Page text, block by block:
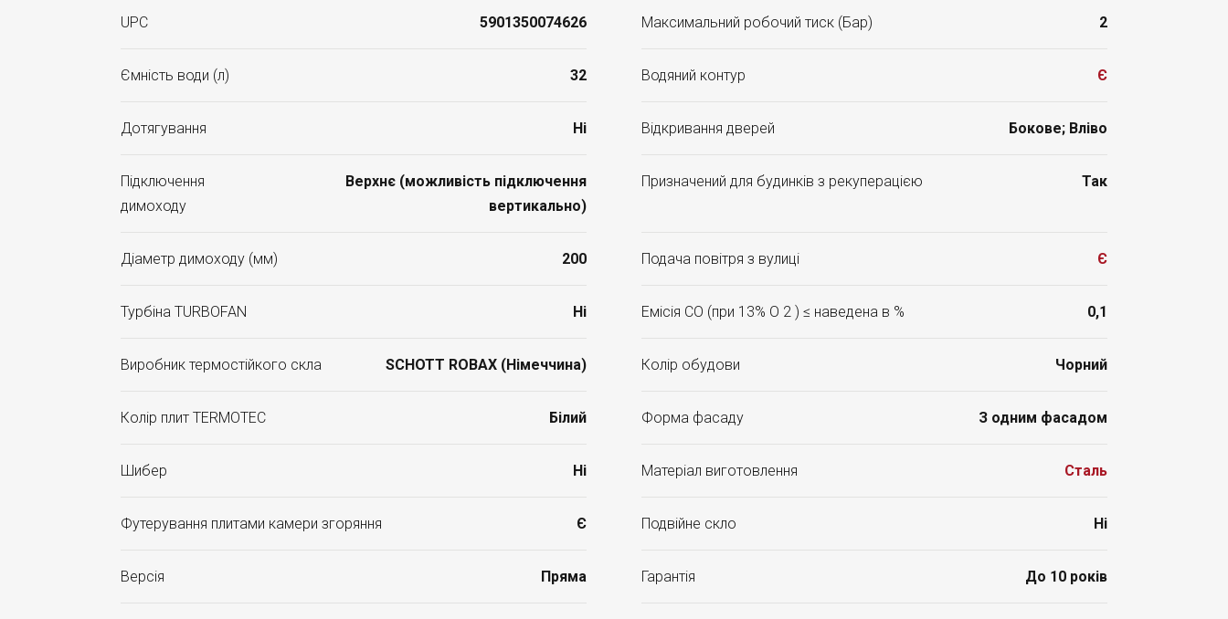
UPC 5901350074626 Максимальний робочий тиск (Бар) 2
Ємність води (л) 32 Водяний контур Є
Дотягування Ні Відкривання дверей Бокове; Вліво
Підключення
димоходу
Верхнє (можливість підключення
вертикально)
Призначений для будинків з рекуперацією Так
Діаметр димоходу (мм) 200 Подача повітря з вулиці Є
Турбіна TURBOFAN Ні Емісія CO (при 13% O 2 ) ≤ наведена в % 0,1
Виробник термостійкого скла SCHOTT ROBAX (Німеччина) Колір обудови Чорний
Колір плит TERMOTEC Білий Форма фасаду З одним фасадом
Шибер Ні Матеріал виготовлення Сталь
Футерування плитами камери згоряння Є Подвійне скло Ні
Версія Пряма Гарантія До 10 років